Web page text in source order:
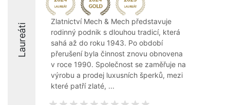
Laureáti
Zlatnictví Mech & Mech představuje
rodinný podnik s dlouhou tradicí, která
sahá až do roku 1943. Po období
přerušení byla činnost znovu obnovena
v roce 1990. Společnost se zaměřuje na
výrobu a prodej luxusních šperků, mezi
které patří zlaté, ...